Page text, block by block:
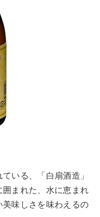
いる、「白扇酒造」
まれた、水に恵まれ
味しさを味わえるの